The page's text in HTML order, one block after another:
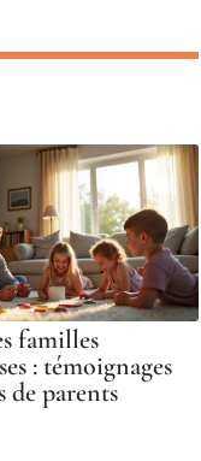
familles
: témoignages
de parents